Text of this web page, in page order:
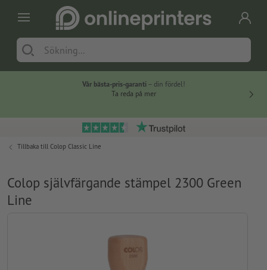
Vår bästa-pris-garanti – din fördel!
Ta reda på mer
Tillbaka till Colop Classic Line
Colop självfärgande stämpel 2300 Green
Line